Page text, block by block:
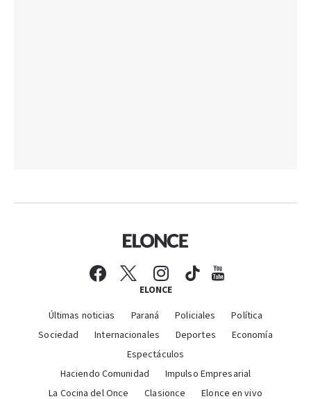
ELONCE
Últimas noticias Paraná Policiales
Política
Sociedad
Internacionales Deportes
Economía
Espectáculos
Haciendo Comunidad
Impulso Empresarial
La Cocina del Once
Clasionce Elonce en vivo